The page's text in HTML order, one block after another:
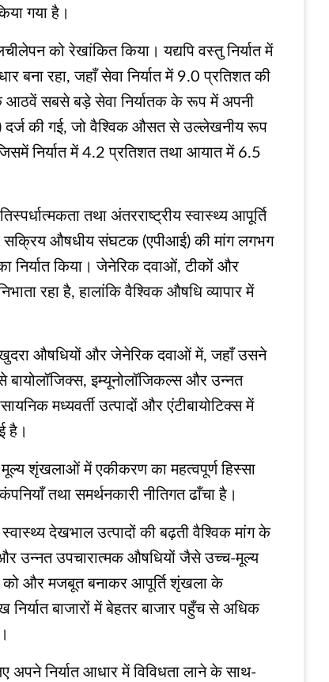
गया है।
को रेखांकित किया। यद्यपि वस्तु निर्यात में
बना रहा, जहाँ सेवा निर्यात में 9.0 प्रतिशत की
आठवें सबसे बड़े सेवा निर्यातक के रूप में अपनी
दर्ज की गई, जो वैश्विक औसत से उल्लेखनीय रूप
निर्यात में 4.2 प्रतिशत तथा आयात में 6.5
तथा अंतरराष्ट्रीय स्वास्थ्य आपूर्ति
औषधीय संघटक (एपीआई) की मांग लगभग
निर्यात किया। जेनेरिक दवाओं, टीकों और
रहा है, हालांकि वैश्विक औषधि व्यापार में
खुदरा औषधियों और जेनेरिक दवाओं में, जहाँ उसने
बायोलॉजिक्स, इम्यूनोलॉजिकल्स और उन्नत
मध्यवर्ती उत्पादों और एंटीबायोटिक्स में
है।
शृंखलाओं में एकीकरण का महत्वपूर्ण हिस्सा
तथा समर्थनकारी नीतिगत ढाँचा है।
देखभाल उत्पादों की बढ़ती वैश्विक मांग के
उन्नत उपचारात्मक औषधियों जैसे उच्च-मूल्य
को और मजबूत बनाकर आपूर्ति शृंखला के
बाजारों में बेहतर बाजार पहुँच से अधिक
निर्यात आधार में विविधता लाने के साथ-